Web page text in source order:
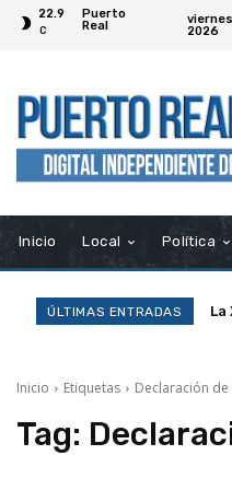
22.9
C
Puerto
Real
2026
Inicio Local Política
ÚLTIMAS ENTRADAS La
Inicio Etiquetas Declaración
Tag: